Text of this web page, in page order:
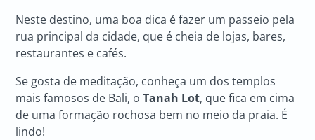
Neste destino, uma boa dica é fazer um passeio pela
rua principal da cidade, que é cheia de lojas, bares,
restaurantes e cafés.
Se gosta de meditação, conheça um dos templos
mais famosos de Bali, oTanah Lot, que fica em cima
de uma formação rochosa bem no meio da praia. É
lindo!